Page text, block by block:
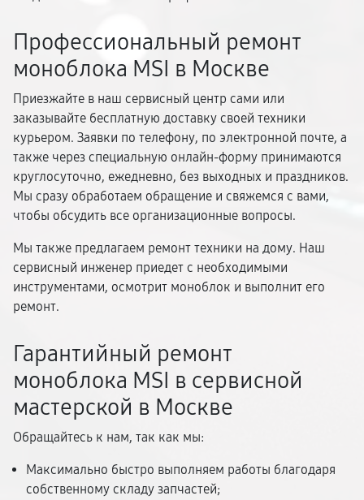
Профессиональный ремонт
моноблока MSI в Москве
Приезжайте в наш сервисный центр сами или
заказывайте бесплатную доставку своей техники
курьером. Заявки по телефону, по электронной почте, а
также через специальную онлайн-форму принимаются
круглосуточно, ежедневно, без выходных и праздников.
Мы сразу обработаем обращение и свяжемся с вами,
чтобы обсудить все организационные вопросы.
Мы также предлагаем ремонт техники на дому. Наш
сервисный инженер приедет с необходимыми
инструментами, осмотрит моноблок и выполнит его
ремонт.
Гарантийный ремонт
моноблока MSI в сервисной
мастерской в Москве
Обращайтесь к нам, так как мы:
Максимально быстро выполняем работы благодаря
собственному складу запчастей;